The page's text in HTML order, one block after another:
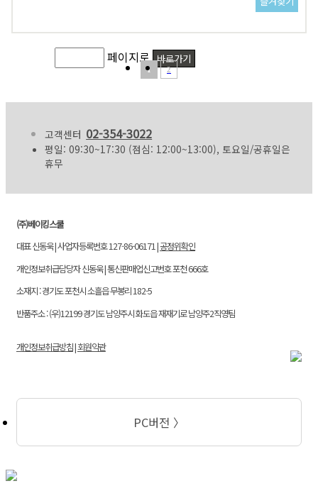
1 2
페이지로
고객센터 02-354-3022
평일: 09:30~17:30 (점심: 12:00~13:00), 토요일/공휴일은
휴무
(주)베이킹스쿨
대표 신동욱 | 사업자등록번호 127-86-06171 |공정위확인
개인정보취급담당자 신동욱 | 통신판매업신고번호 포천 666호
소재지 : 경기도 포천시 소흘읍 무봉리 182-5
반품주소 : (우)12199 경기도 남양주시 화도읍 재재기로 남양주2직영팀
개인정보취급방침|회원약관
PC버전 〉